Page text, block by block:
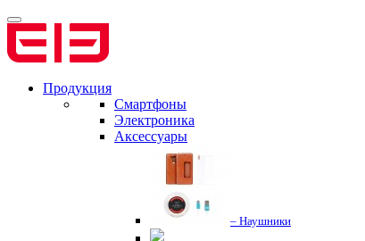
Продукция
Смартфоны
Электроника
Аксессуары
– Наушники